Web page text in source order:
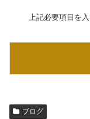
上記必要項目を
ブログ